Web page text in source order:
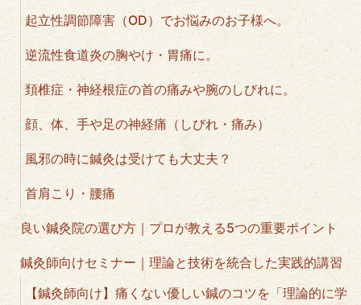
起立性調節障害（OD）でお悩みのお子様へ。
逆流性食道炎の胸やけ・胃痛に。
頚椎症・神経根症の首の痛みや腕のしびれに。
顔、体、手や足の神経痛（しびれ・痛み）
風邪の時に鍼灸は受けても大丈夫？
首肩こり・腰痛
良い鍼灸院の選び方｜プロが教える5つの重要ポイント
鍼灸師向けセミナー｜理論と技術を統合した実践的講習
【鍼灸師向け】痛くない優しい鍼のコツを「理論的に学